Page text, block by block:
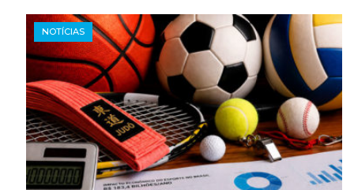
NOTÍCIAS